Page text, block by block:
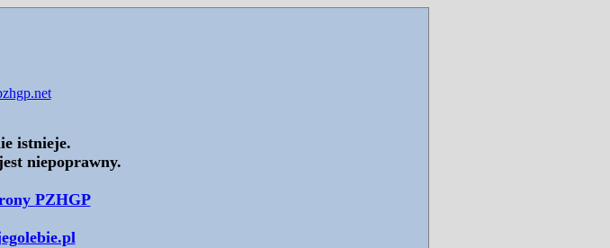
istnieje.
niepoprawny.
PZHGP